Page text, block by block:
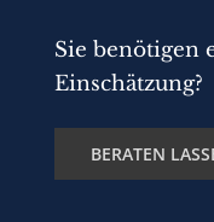
Sie benötigen
Einschätzung?
BERATEN